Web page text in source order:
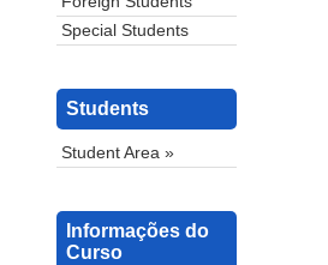
Special Students
Students
Student Area »
Informações do
Curso